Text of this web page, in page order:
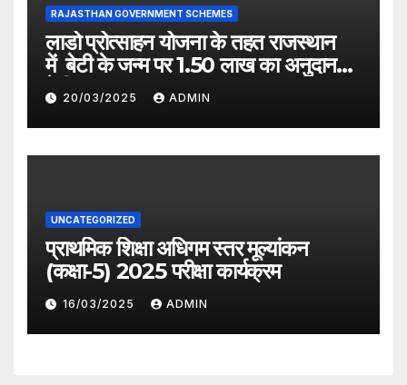
RAJASTHAN GOVERNMENT SCHEMES
लाडो प्रोत्साहन योजना के तहत राजस्थान
में बेटी के जन्म पर 1.50 लाख का अनुदान
देगी सरकार
20/03/2025 ADMIN
UNCATEGORIZED
प्राथमिक शिक्षा अधिगम स्तर मूल्यांकन
(कक्षा-5) 2025 परीक्षा कार्यक्रम
16/03/2025 ADMIN